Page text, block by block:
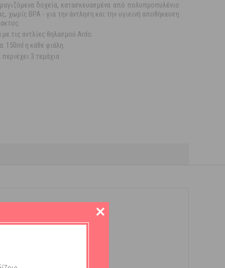
δοχεία, κατασκευασμένα από πολυπροπυλένιο
χωρίς BPA - για την άντληση και την υγιεινή αποθήκευση
με τις αντλίες θηλασμού Ardo.
150ml η κάθε φιάλη.
3 τεμάχια